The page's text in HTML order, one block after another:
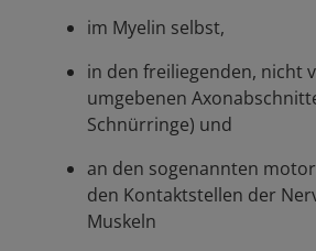
im Myelin selbst,
in den freiliegenden, nicht
umgebenen
Schnürringe) und
an den sogenannten
den Kontaktstellen der
Muskeln